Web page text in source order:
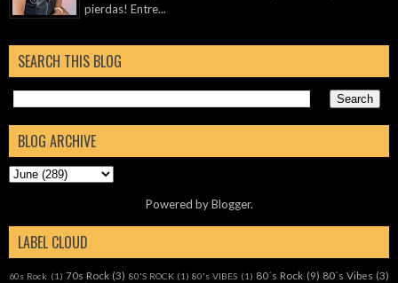
pierdas! Entre...
SEARCH THIS BLOG
BLOG ARCHIVE
Powered byBlogger.
LABEL CLOUD
60s Rock (1) 70s Rock (3) 80'S ROCK (1) 80's VIBES (1) 80´s Rock (9) 80´s Vibes (3)